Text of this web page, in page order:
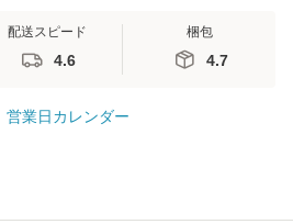
配送スピード
4.6
梱包
4.7
営業日カレンダー